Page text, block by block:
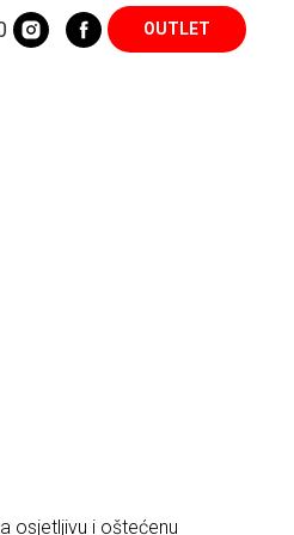
OUTLET
osjetljivu i oštećenu